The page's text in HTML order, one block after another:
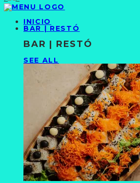
INICIO
BAR | RESTÓ
BAR | RESTÓ
SEE ALL